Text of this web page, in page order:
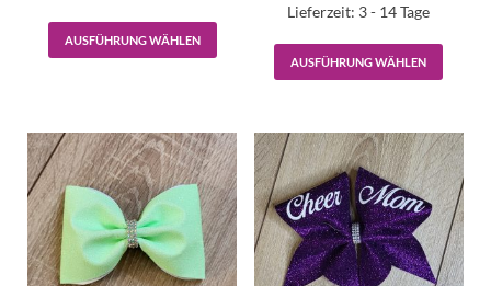
AUSFÜHRUNG WÄHLEN
Lieferzeit: 3 - 14 Tage
AUSFÜHRUNG WÄHLEN